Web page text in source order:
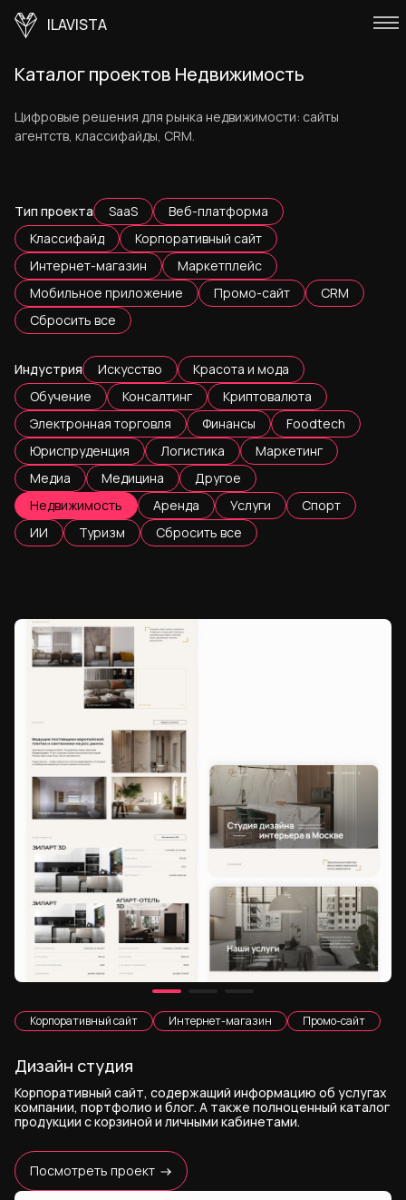
ILAVISTA
Каталог проектов Недвижимость
Цифровые решения для рынка недвижимости: сайты
агентств, классифайды, CRM.
Тип проекта SaaS
Веб-платформа
Классифайд
Корпоративный сайт
Интернет-магазин
Маркетплейс
Мобильное приложение
Промо-сайт
CRM
Сбросить все
Индустрия Искусство
Красота и мода
Обучение
Консалтинг
Криптовалюта
Электронная торговля
Финансы
Foodtech
Юриспруденция
Логистика
Маркетинг
Медиа
Медицина
Другое
Недвижимость
Аренда Услуги
Спорт
ИИ
Туризм Сбросить все
Корпоративный сайт Интернет-магазин Промо-сайт
Дизайн студия
Корпоративный сайт, содержащий информацию об услугах
компании, портфолио и блог. А также полноценный каталог
продукции с корзиной и личными кабинетами.
Посмотреть проект